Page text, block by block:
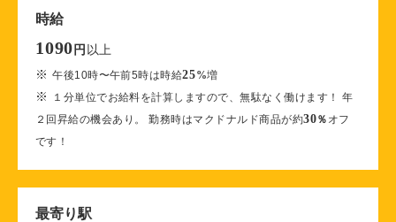
時給
1090 円 以上
※午後10時〜午前5時は時給25%増
※
１分単位でお給料を計算しますので、無駄なく働けます！ 年
２回昇給の機会あり。 勤務時はマクドナルド商品が約30％ オフ
です！
最寄り駅